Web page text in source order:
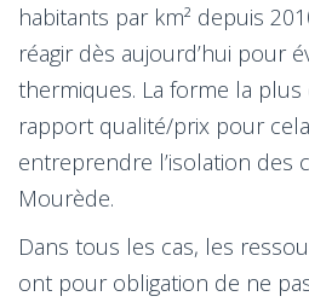
habitants par km² depuis
réagir dès aujourd’hui pour
thermiques. La forme la
rapport qualité/prix pour
entreprendre l’isolation des
Mourède.
Dans tous les cas, les
ont pour obligation de ne